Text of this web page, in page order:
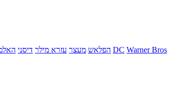
DC Warner Bros הפלאש מעצר עזרא מילר דיסני